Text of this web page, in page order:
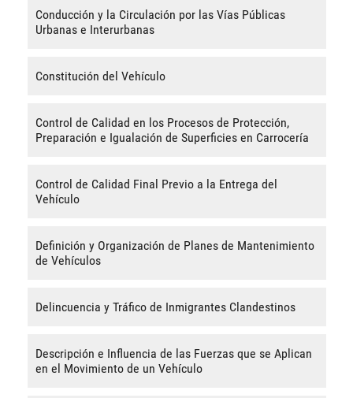
Conducción y la Circulación por las Vías Públicas
Urbanas e Interurbanas
Constitución del Vehículo
Control de Calidad en los Procesos de Protección,
Preparación e Igualación de Superficies en Carrocería
Control de Calidad Final Previo a la Entrega del
Vehículo
Definición y Organización de Planes de Mantenimiento
de Vehículos
Delincuencia y Tráfico de Inmigrantes Clandestinos
Descripción e Influencia de las Fuerzas que se Aplican
en el Movimiento de un Vehículo